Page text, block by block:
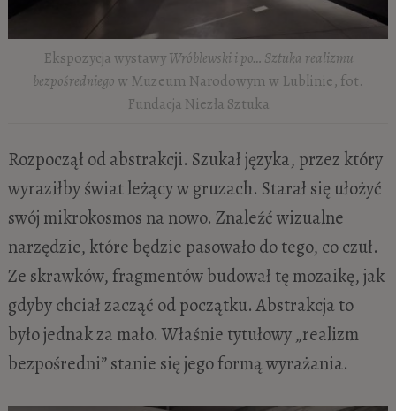
Ekspozycja wystawyWróblewski i po… Sztuka realizmu
bezpośredniegow Muzeum Narodowym w Lublinie, fot.
Fundacja Niezła Sztuka
Rozpoczął od abstrakcji. Szukał języka, przez który
wyraziłby świat leżący w gruzach. Starał się ułożyć
swój mikrokosmos na nowo. Znaleźć wizualne
narzędzie, które będzie pasowało do tego, co czuł.
Ze skrawków, fragmentów budował tę mozaikę, jak
gdyby chciał zacząć od początku. Abstrakcja to
było jednak za mało. Właśnie tytułowy „realizm
bezpośredni” stanie się jego formą wyrażania.